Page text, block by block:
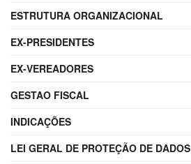
ESTRUTURA ORGANIZACIONAL
EX-PRESIDENTES
EX-VEREADORES
GESTAO FISCAL
INDICAÇÕES
LEI GERAL DE PROTEÇÃO DE DADOS